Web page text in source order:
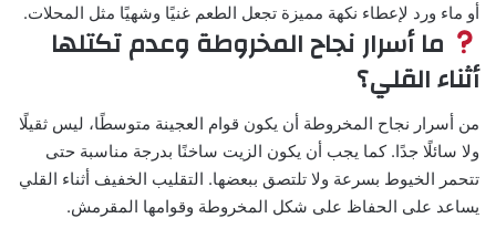
أو ماء ورد لإعطاء نكهة مميزة تجعل الطعم غنيًا وشهيًا مثل المحلات.
ما أسرار نجاح المخروطة وعدم تكتلها
أثناء القلي؟
من أسرار نجاح المخروطة أن يكون قوام العجينة متوسطًا، ليس ثقيلًا
ولا سائلًا جدًا. كما يجب أن يكون الزيت ساخنًا بدرجة مناسبة حتى
تتحمر الخيوط بسرعة ولا تلتصق ببعضها. التقليب الخفيف أثناء القلي
يساعد على الحفاظ على شكل المخروطة وقوامها المقرمش.